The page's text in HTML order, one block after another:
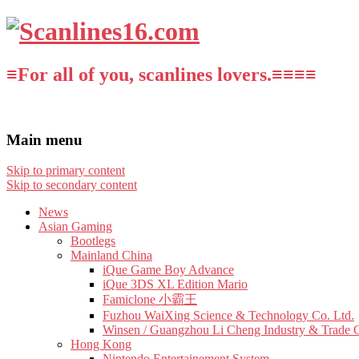
≡For all of you, scanlines lovers.≡≡≡≡
Main menu
Skip to primary content
Skip to secondary content
News
Asian Gaming
Bootlegs
Mainland China
iQue Game Boy Advance
iQue 3DS XL Edition Mario
Famiclone 小霸王
Fuzhou WaiXing Science & Technology Co. Ltd.
Winsen / Guangzhou Li Cheng Industry & Trade
Hong Kong